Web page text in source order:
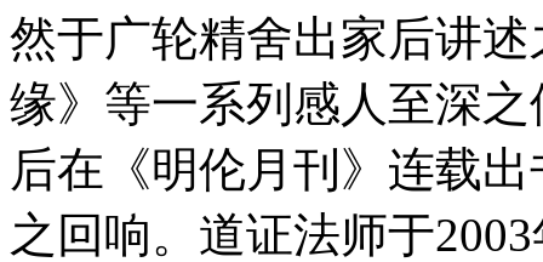
然于广轮精舍出家后讲
缘》等一系列感人至深
后在《明伦月刊》连载
之回响。道证法师于